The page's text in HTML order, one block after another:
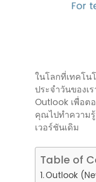
ในโลกที่เทคโน
ประจำวันของ
Outlook เพื่อต
คุณไปทำความรู้
เวอร์ชันเดิม
Table of
Outlook